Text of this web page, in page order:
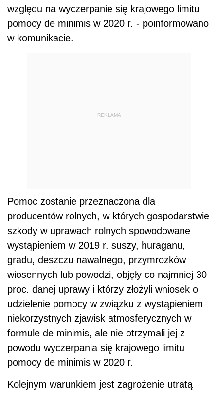
względu na wyczerpanie się krajowego limitu
pomocy de minimis w 2020 r. - poinformowano
w komunikacie.
REKLAMA
Pomoc zostanie przeznaczona dla
producentów rolnych, w których gospodarstwie
szkody w uprawach rolnych spowodowane
wystąpieniem w 2019 r. suszy, huraganu,
gradu, deszczu nawalnego, przymrozków
wiosennych lub powodzi, objęły co najmniej 30
proc. danej uprawy i którzy złożyli wniosek o
udzielenie pomocy w związku z wystąpieniem
niekorzystnych zjawisk atmosferycznych w
formule de minimis, ale nie otrzymali jej z
powodu wyczerpania się krajowego limitu
pomocy de minimis w 2020 r.
Kolejnym warunkiem jest zagrożenie utratą